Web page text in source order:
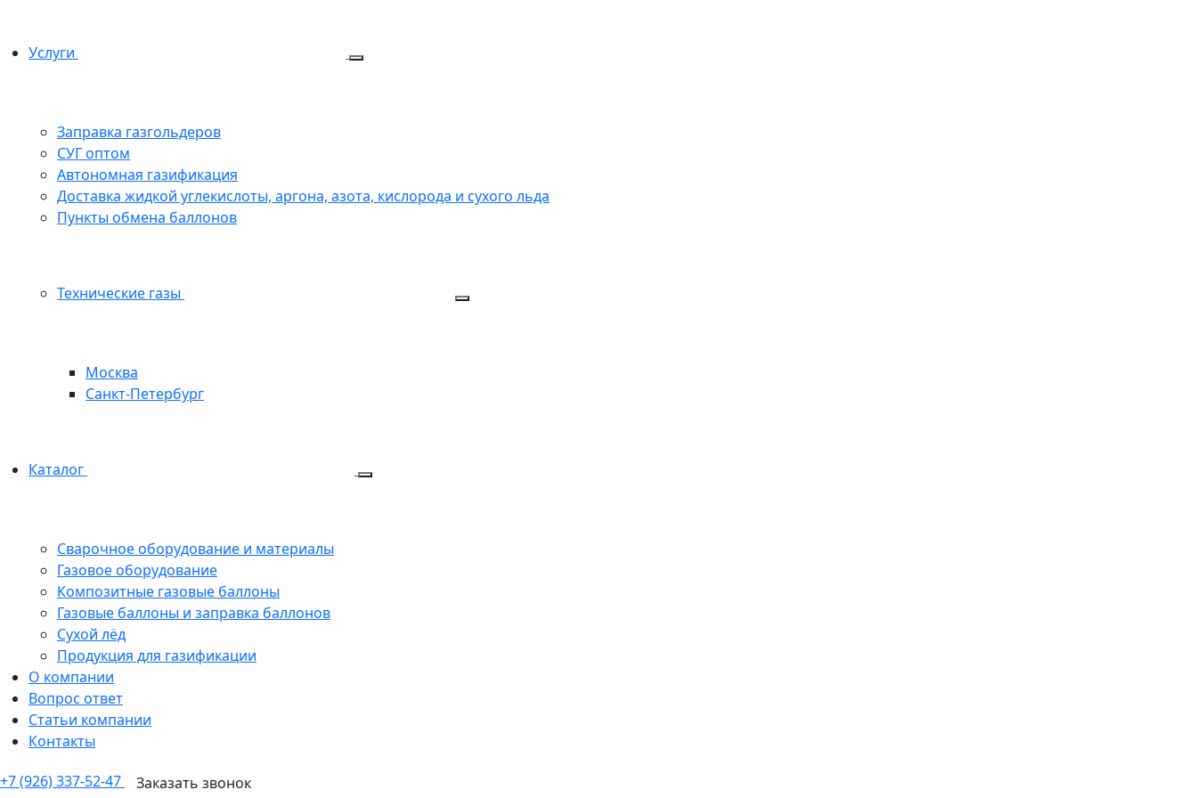
Услуги
Заправка газгольдеров
СУГ оптом
Автономная газификация
Доставка жидкой углекислоты, аргона, азота, кислорода и сухого льда
Пункты обмена баллонов
Технические газы
Москва
Санкт-Петербург
Каталог
Сварочное оборудование и материалы
Газовое оборудование
Композитные газовые баллоны
Газовые баллоны и заправка баллонов
Сухой лёд
Продукция для газификации
О компании
Вопрос ответ
Статьи компании
Контакты
+7 (926) 337-52-47 Заказать звонок